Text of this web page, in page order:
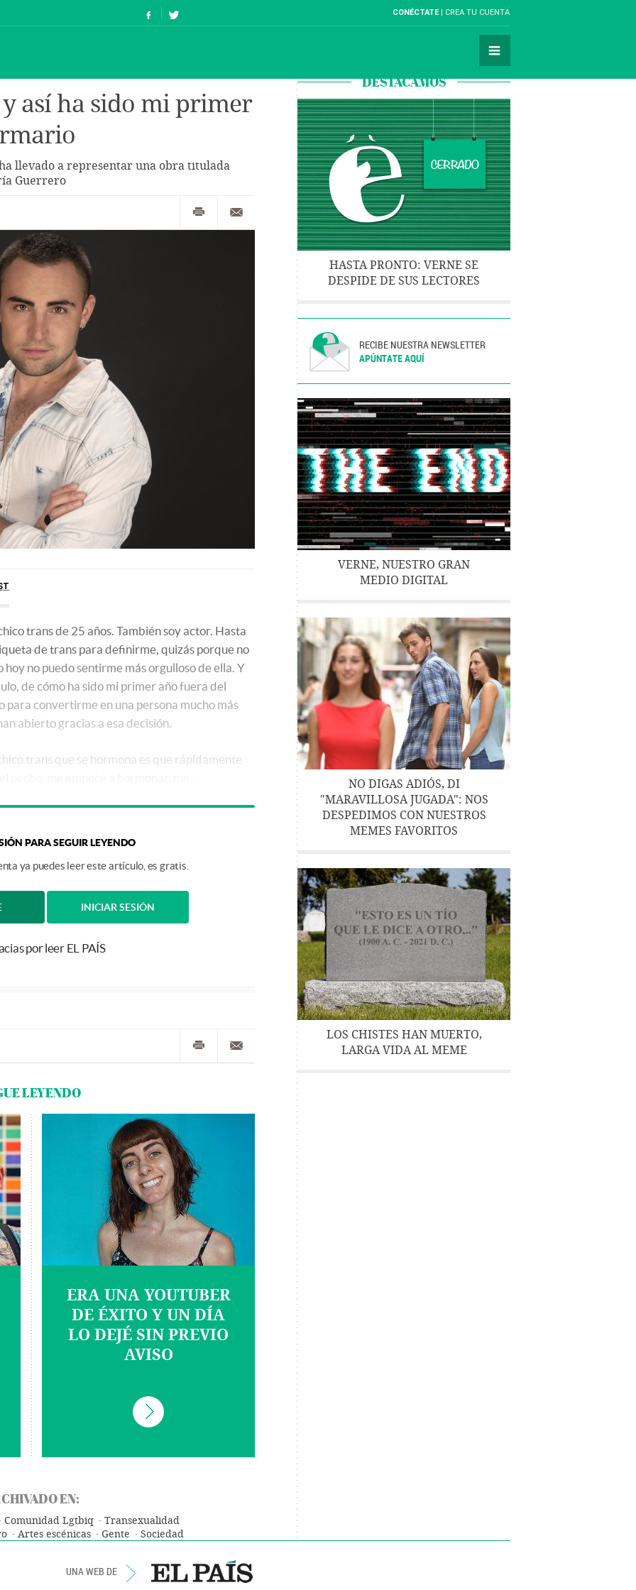
CONÉCTATE CREA TU CUENTA
así ha sido mi primer
llevado a representar una obra titulada
Guerrero
trans de 25 años. También soy actor. Hasta
de trans para definirme, quizás porque no
no puedo sentirme más orgulloso de ella. Y
de cómo ha sido mi primer año fuera del
convertirme en una persona mucho más
abierto gracias a esa decisión.
trans que se hormona es que rápidamente
PARA SEGUIR LEYENDO
ya puedes leer este artículo, es gratis.
INICIAR SESIÓN
por leer EL PAÍS
LEYENDO
ERA UNA YOUTUBER
DE ÉXITO Y UN DÍA
LO DEJÉ SIN PREVIO
AVISO
EN:
Comunidad Lgtbiq
Transexualidad
Artes escénicas Gente Sociedad
DESTACAMOS
HASTA PRONTO: VERNE SE
DESPIDE DE SUS LECTORES
RECIBE NUESTRA NEWSLETTER
APÚNTATE AQUÍ
VERNE, NUESTRO GRAN
MEDIO DIGITAL
NO DIGAS ADIÓS, DI
"MARAVILLOSA JUGADA": NOS
DESPEDIMOS CON NUESTROS
MEMES FAVORITOS
LOS CHISTES HAN MUERTO,
LARGA VIDA AL MEME
UNA WEB DE